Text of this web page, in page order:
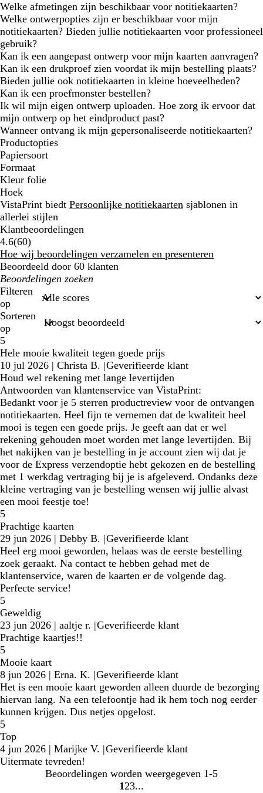
Welke afmetingen zijn beschikbaar voor notitiekaarten?
Welke ontwerpopties zijn er beschikbaar voor mijn
notitiekaarten? Bieden jullie notitiekaarten voor professioneel
gebruik?
Kan ik een aangepast ontwerp voor mijn kaarten aanvragen?
Kan ik een drukproef zien voordat ik mijn bestelling plaats?
Bieden jullie ook notitiekaarten in kleine hoeveelheden?
Kan ik een proefmonster bestellen?
Ik wil mijn eigen ontwerp uploaden. Hoe zorg ik ervoor dat
mijn ontwerp op het eindproduct past?
Wanneer ontvang ik mijn gepersonaliseerde notitiekaarten?
Productopties
Papiersoort
Formaat
Kleur folie
Hoek
VistaPrint biedt Persoonlijke notitiekaarten sjablonen in
allerlei stijlen
Klantbeoordelingen
4.6(6060
klantbeoordelingen
)
Hoe wij beoordelingen verzamelen en presenteren
Beoordeeld door 60 klanten
Mijn
zoekopdrachten
Filteren
op
Sorteren
op
5
Hele mooie kwaliteit tegen goede prijs
10 jul 2026 | Christa B. |Geverifieerde klant
Houd wel rekening met lange levertijden
Antwoorden van klantenservice van VistaPrint:
Bedankt voor je 5 sterren productreview voor de ontvangen
notitiekaarten. Heel fijn te vernemen dat de kwaliteit heel
mooi is tegen een goede prijs. Je geeft aan dat er wel
rekening gehouden moet worden met lange levertijden. Bij
het nakijken van je bestelling in je account zien wij dat je
voor de Express verzendoptie hebt gekozen en de bestelling
met 1 werkdag vertraging bij je is afgeleverd. Ondanks deze
kleine vertraging van je bestelling wensen wij jullie alvast
een mooi feestje toe!
5
Prachtige kaarten
29 jun 2026 | Debby B. |Geverifieerde klant
Heel erg mooi geworden, helaas was de eerste bestelling
zoek geraakt. Na contact te hebben gehad met de
klantenservice, waren de kaarten er de volgende dag.
Perfecte service!
5
Geweldig
23 jun 2026 | aaltje r. |Geverifieerde klant
Prachtige kaartjes!!
5
Mooie kaart
8 jun 2026 | Erna. K. |Geverifieerde klant
Het is een mooie kaart geworden alleen duurde de bezorging
hiervan lang. Na een telefoontje had ik hem toch nog eerder
kunnen krijgen. Dus netjes opgelost.
5
Top
4 jun 2026 | Marijke V. |Geverifieerde klant
Uitermate tevreden!
Beoordelingen worden weergegeven 1-5
123